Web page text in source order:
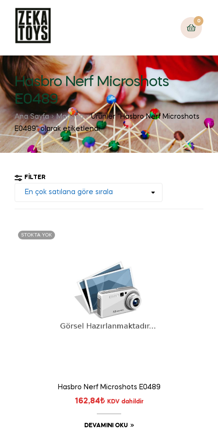
0
Hasbro Nerf Microshots
E0489
Ana Sayfa Mağaza
Ürünler “Hasbro Nerf Microshots
E0489” olarak etiketlendi
FILTER
STOKTA YOK
Hasbro Nerf Microshots E0489
162,84₺ KDV dahildir
DEVAMINI OKU